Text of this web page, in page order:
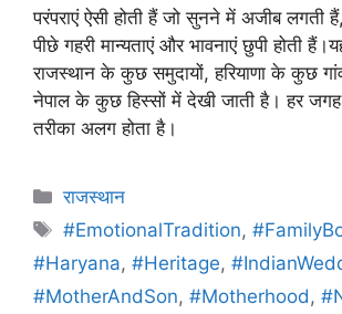
परंपराएं ऐसी होती हैं जो सुनने में अजीब
पीछे गहरी मान्यताएं और भावनाएं छुपी होती
राजस्थान के कुछ समुदायों, हरियाणा के कुछ
नेपाल के कुछ हिस्सों में देखी जाती है। हर
तरीका अलग होता है।
राजस्थान
#EmotionalTradition,
#Haryana, #Heritage,
#MotherAndSon, #Motherhood,